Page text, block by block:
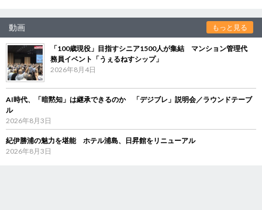
動画 もっと見る
「100歳現役」目指すシニア1500人が集結 マンション管理代
務員イベント「うぇるねすシップ」
2026年8月4日
AI時代、「暗黙知」は継承できるのか 「デジブレ」説明会／ラウンドテーブ
ル
2026年8月3日
紀伊勝浦の魅力を堪能 ホテル浦島、日昇館をリニューアル
2026年8月3日